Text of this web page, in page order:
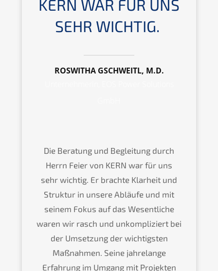
KERN WAR FÜR UNS
SEHR WICHTIG.
ROSWITHA GSCHWEITL, M.D.
Die Beratung und Begleitung durch
Herrn Feier von KERN war für uns
sehr wichtig. Er brachte Klarheit und
Struktur in unsere Abläufe und mit
seinem Fokus auf das Wesentliche
waren wir rasch und unkompliziert bei
der Umsetzung der wichtigsten
Maßnahmen. Seine jahrelange
Erfahrung im Umgang mit Projekten